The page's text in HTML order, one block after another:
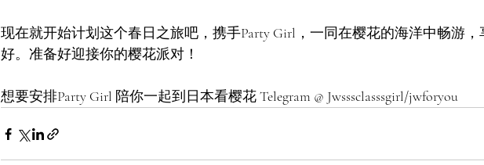
现在就开始计划这个春日之旅吧，携手Party Girl，一同在樱花的海洋中畅游，
好。准备好迎接你的樱花派对！
想要安排Party Girl 陪你一起到日本看樱花 Telegram @ Jwsssclasssgirl/jwforyou